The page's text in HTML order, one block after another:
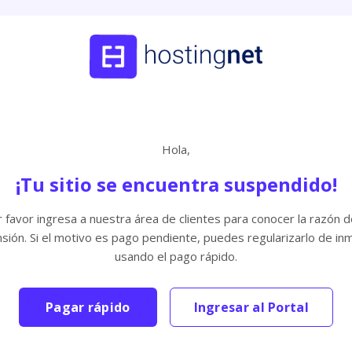
Hola,
¡Tu sitio se encuentra suspendido!
favor ingresa a nuestra área de clientes para conocer la razón
Si el motivo es pago pendiente, puedes regularizarlo de
usando el pago rápido.
Pagar rápido Ingresar al Portal